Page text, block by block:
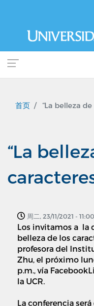
首页 “La belleza
“La
周二, 23/11/2021 - 11:00
Los invitamos a la
belleza de los
profesora del
Zhu, el próximo
p.m., vía
la UCR.
La conferencia